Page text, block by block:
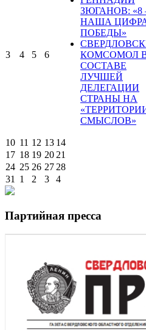
3 4 5 6
ЗЮГАНОВ:
НАША
ПОБЕДЫ»
КОМСОМОЛ
СОСТАВЕ
ЛУЧШЕЙ
ДЕЛЕГАЦИИ
СТРАНЫ НА
СМЫСЛОВ»
10 11 12 13 14
17 18 19 20 21
24 25 26 27 28
31
1 2 3 4
Партийная пресса